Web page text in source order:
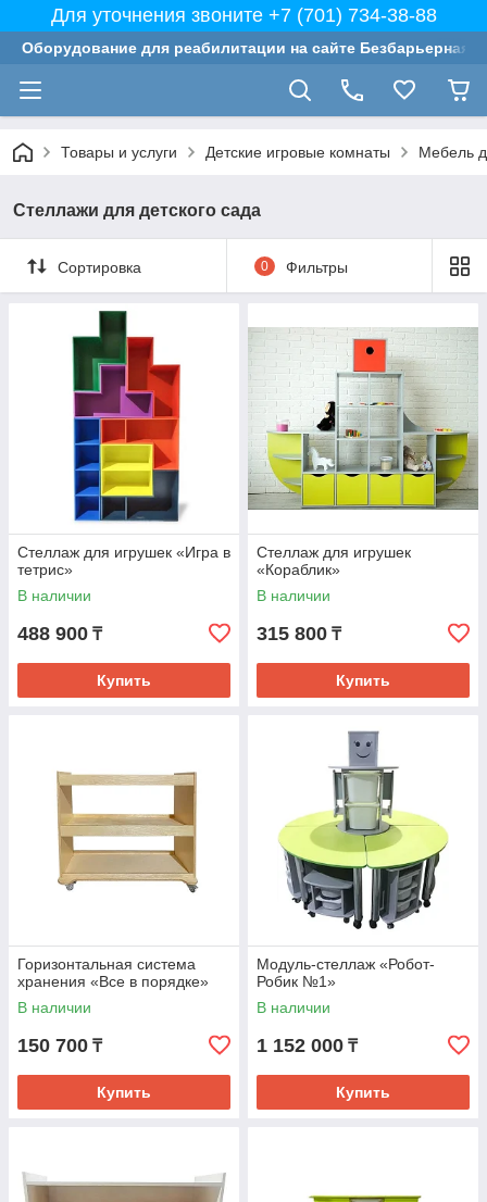
Для уточнения звоните +7 (701) 734-38-88
Оборудование для реабилитации на сайте Безбарьерная
Товары и услуги Детские игровые комнаты Мебель
Cтеллажи для детского сада
Сортировка 0 Фильтры
Стеллаж для игрушек «Игра в
тетрис»
В наличии
488 900 ₸
Купить
Стеллаж для игрушек
«Кораблик»
В наличии
315 800 ₸
Купить
Горизонтальная система
хранения «Все в порядке»
В наличии
150 700 ₸
Купить
Модуль-стеллаж «Робот-
Робик №1»
В наличии
1 152 000 ₸
Купить